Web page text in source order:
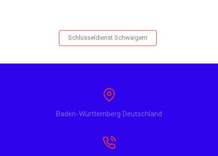
Schlüsseldienst Schwaigern
Baden-Württemberg Deutschland